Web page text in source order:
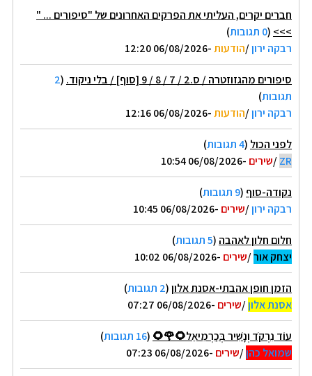
חברים יקרים, העליתי את הפרקים האחרונים של "סיפורים ... "
>>>
(0 תגובות
)
רבקה ירון/הודעות-06/08/2026 12:20
סיפורים מהגזוזטרה / ס.2 / 7 / 8 / 9 [סוף] / בלי ניקוד. (
2
תגובות)
רבקה ירון/הודעות-06/08/2026 12:16
לפני הכול (4 תגובות
)
ZR
/שירים -06/08/2026 10:54
נקודה-סוף (9 תגובות
)
רבקה ירון/שירים -06/08/2026 10:45
חלום חלון לאהבה (5 תגובות
)
יצחק אור/שירים -06/08/2026 10:02
הזמן חופן אהבתי-אסנת אלון(2 תגובות
)
אסנת אלון/שירים -06/08/2026 07:27
עוֹד נִרְקֹד וְנָשִׁיר בְּכַרְמִיאֵל🌻🌹🌻 (16 תגובות
)
שמואל כהן/שירים -06/08/2026 07:23